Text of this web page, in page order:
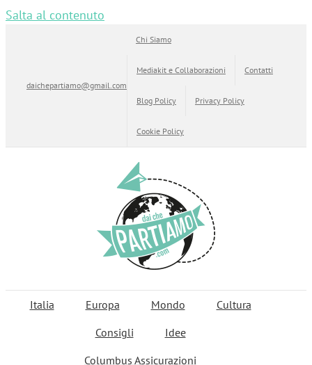
Salta al contenuto
daichepartiamo@gmail.com
Chi Siamo
Mediakit e Collaborazioni Contatti
Blog Policy Privacy Policy
Cookie Policy
Italia Europa Mondo
Cultura
Consigli
Idee
Columbus Assicurazioni